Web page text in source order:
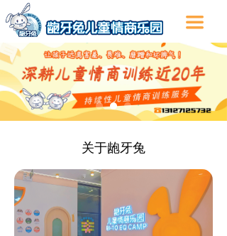
끀
关于龅牙兔